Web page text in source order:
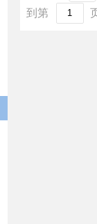
到第